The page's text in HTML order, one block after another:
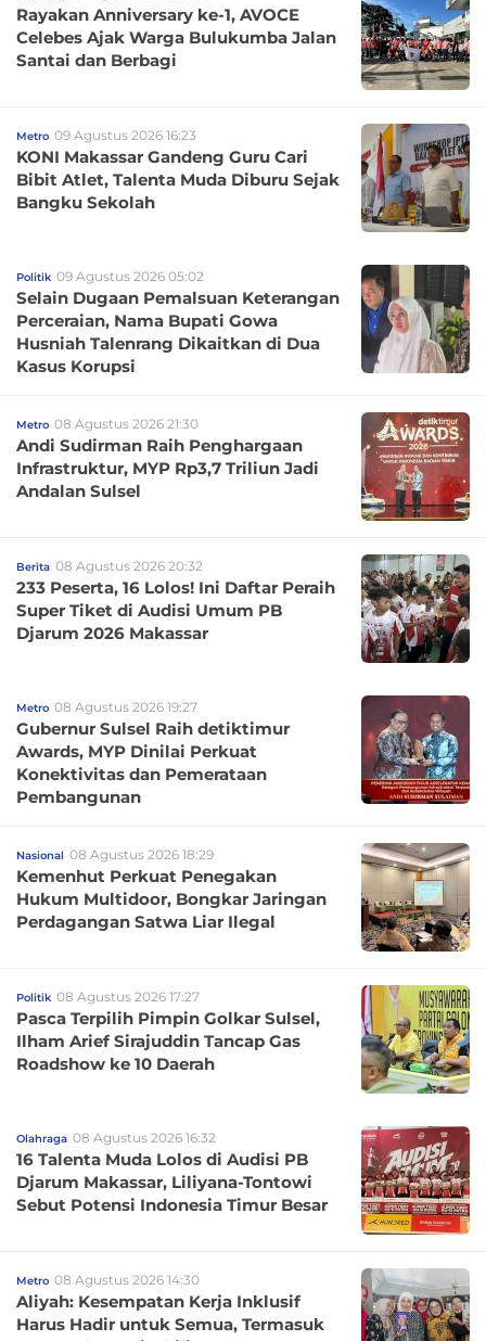
Rayakan Anniversary ke-1, AVOCE
Celebes Ajak Warga Bulukumba Jalan
Santai dan Berbagi
Metro 09 Agustus 2026 16:23
KONI Makassar Gandeng Guru Cari
Bibit Atlet, Talenta Muda Diburu Sejak
Bangku Sekolah
Politik 09 Agustus 2026 05:02
Selain Dugaan Pemalsuan Keterangan
Perceraian, Nama Bupati Gowa
Husniah Talenrang Dikaitkan di Dua
Kasus Korupsi
Metro 08 Agustus 2026 21:30
Andi Sudirman Raih Penghargaan
Infrastruktur, MYP Rp3,7 Triliun Jadi
Andalan Sulsel
Berita 08 Agustus 2026 20:32
233 Peserta, 16 Lolos! Ini Daftar Peraih
Super Tiket di Audisi Umum PB
Djarum 2026 Makassar
Metro 08 Agustus 2026 19:27
Gubernur Sulsel Raih detiktimur
Awards, MYP Dinilai Perkuat
Konektivitas dan Pemerataan
Pembangunan
Nasional 08 Agustus 2026 18:29
Kemenhut Perkuat Penegakan
Hukum Multidoor, Bongkar Jaringan
Perdagangan Satwa Liar Ilegal
Politik 08 Agustus 2026 17:27
Pasca Terpilih Pimpin Golkar Sulsel,
Ilham Arief Sirajuddin Tancap Gas
Roadshow ke 10 Daerah
Olahraga 08 Agustus 2026 16:32
16 Talenta Muda Lolos di Audisi PB
Djarum Makassar, Liliyana-Tontowi
Sebut Potensi Indonesia Timur Besar
Metro 08 Agustus 2026 14:30
Aliyah: Kesempatan Kerja Inklusif
Harus Hadir untuk Semua, Termasuk